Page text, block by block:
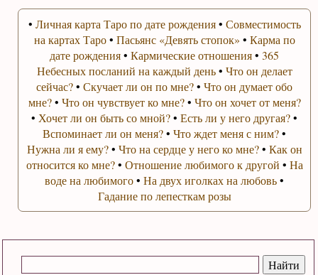
• Личная карта Таро по дате рождения• Совместимость
на картах Таро• Пасьянс «Девять стопок» • Карма по
дате рождения•Кармические отношения•365
Небесных посланий на каждый день• Что он делает
сейчас?•Скучает ли он по мне?•Что он думает обо
мне?• Что он чувствует ко мне?• Что он хочет от меня?
• Хочет ли он быть со мной?•Есть ли у него другая?•
Вспоминает ли он меня?•Что ждет меня с ним?•
Нужна ли я ему?• Что на сердце у него ко мне?• Как он
относится ко мне?• Отношение любимого к другой • На
воде на любимого•На двух иголках на любовь•
Гадание по лепесткам розы